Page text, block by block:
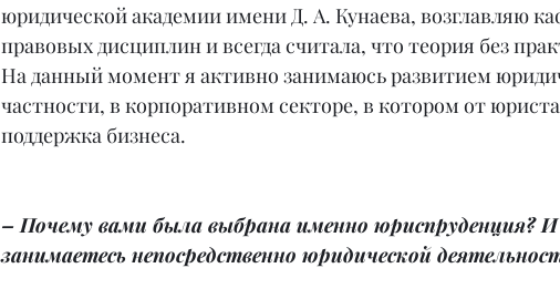
юридической академии имени Д. А. Кунаева, возглавляю
правовых дисциплин и всегда считала, что теория без
На данный момент я активно занимаюсь развитием
частности, в корпоративном секторе, в котором от
поддержка бизнеса.
– Почему вами была выбрана именно юриспруденция?
занимаетесь непосредственно юридической